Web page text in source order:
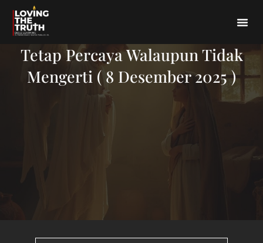
Tetap Percaya Walaupun Tidak
Mengerti ( 8 Desember 2025 )